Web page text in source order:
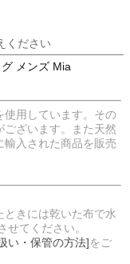
ください
メンズ Mia
用しています。その
ざいます。また天然
輸入された商品を販売
きには乾いた布で水
てください。
い・保管の方法]をご